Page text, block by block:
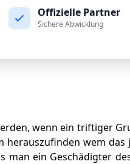
Offizielle Partner
Sichere Abwicklung
wenn ein triftiger
wem
ein Geschädigter